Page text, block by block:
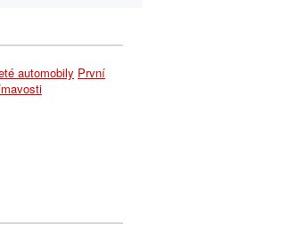
automobily První